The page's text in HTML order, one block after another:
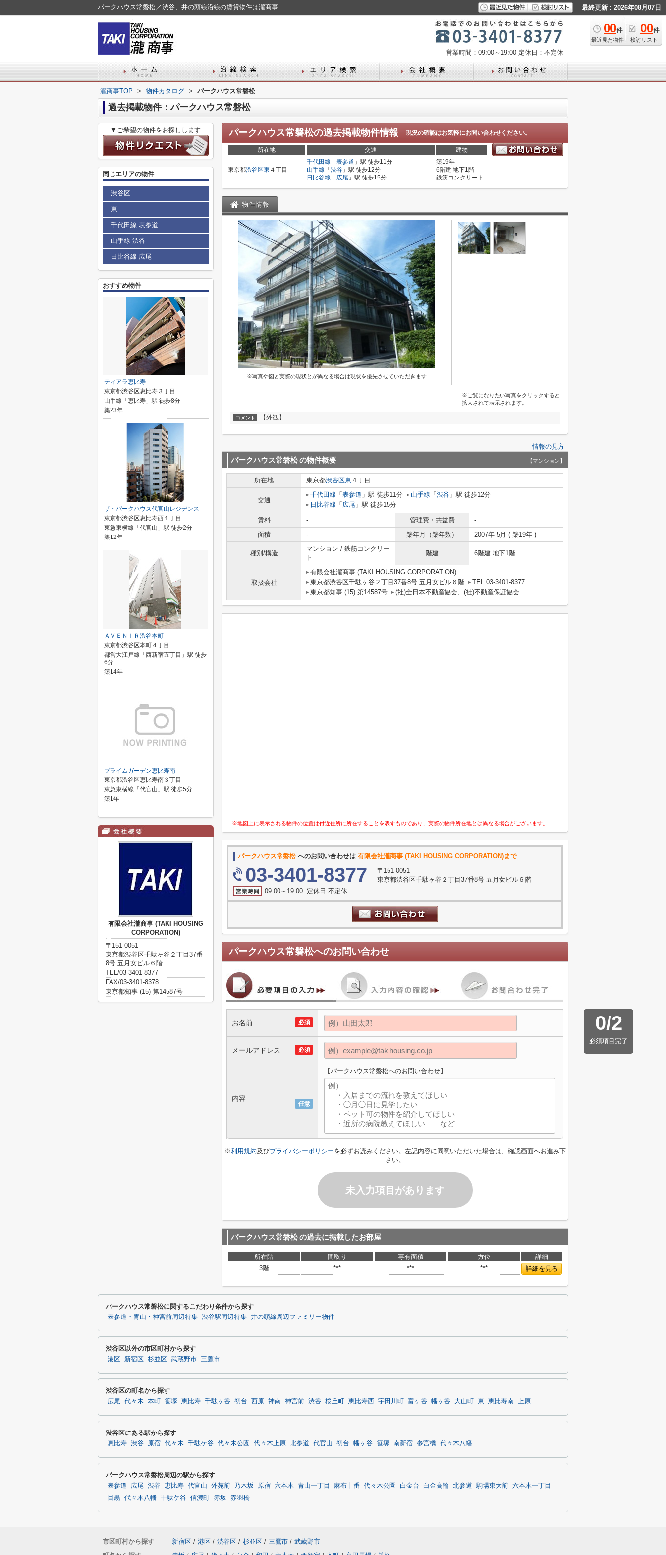
パークハウス常磐松／渋谷、井の頭線沿線の賃貸物件は瀧商事 最終更新：2026年08月07日
00件
最近見た物件
00件
検討リスト
営業時間：09:00～19:00 定休日：不定休
瀧商事TOP > 物件カタログ > パークハウス常磐松
過去掲載物件：パークハウス常磐松
パークハウス常磐松の過去掲載物件情報 現況の確認はお気軽にお問い合わせください。
所在地 交通 建物
東京都渋谷区東 ４丁目
千代田線 「 表参道 」駅 徒歩11分
山手線 「 渋谷 」駅 徒歩12分
日比谷線 「 広尾 」駅 徒歩15分
築19年
6階建 地下1階
鉄筋コンクリート
物件情報
※写真や図と実際の現状とが異なる場合は現状を優先させていただきます
※ご覧になりたい写真をクリックすると
拡大されて表示されます。
コメント 【外観】
情報の見方
パークハウス常磐松の物件概要 【マンション】
所在地 東京都渋谷区東 ４丁目
交通
千代田線 「 表参道 」駅 徒歩11分 山手線 「 渋谷 」駅 徒歩12分
日比谷線 「 広尾 」駅 徒歩15分
賃料 - 管理費・共益費
-
面積
- 築年月（築年数） 2007年 5月 ( 築19年 )
種別/構造
マンション / 鉄筋コンクリー
ト
階建 6階建 地下1階
取扱会社
有限会社瀧商事 (TAKI HOUSING CORPORATION)
東京都渋谷区千駄ヶ谷２丁目37番8号 五月女ビル６階
TEL:03-3401-8377
東京都知事 (15) 第14587号
(社)全日本不動産協会、(社)不動産保証協会
※地図上に表示される物件の位置は付近住所に所在することを表すものであり、実際の物件所在地とは異なる場合がございます。
パークハウス常磐松へのお問い合わせは 有限会社瀧商事 (TAKI HOUSING CORPORATION)まで
03-3401-8377
〒151-0051
東京都渋谷区千駄ヶ谷２丁目37番8号 五月女ビル６階
09:00～19:00 定休日:不定休
パークハウス常磐松へのお問い合わせ
0/2
必須項目完了
必須
お名前
必須
メールアドレス
任意
内容
【パークハウス常磐松へのお問い合わせ】
※利用規約及びプライバシーポリシーを必ずお読みください。左記内容に同意いただいた場合は、確認画面へお進み下
さい。
未入力項目があります
パークハウス常磐松の過去に掲載したお部屋
所在階 間取り 専有面積 方位
詳細
3階
*** *** *** 詳細を見る
▼ご希望の物件をお探しします
同じエリアの物件
渋谷区
東
千代田線 表参道
山手線 渋谷
日比谷線 広尾
おすすめ物件
ティアラ恵比寿
東京都渋谷区恵比寿３丁目
山手線「恵比寿」駅 徒歩8分
築23年
ザ・パークハウス代官山レジデンス
東京都渋谷区恵比寿西１丁目
東急東横線「代官山」駅 徒歩2分
築12年
ＡＶＥＮＩＲ渋谷本町
東京都渋谷区本町４丁目
都営大江戸線「西新宿五丁目」駅 徒歩
6分
築14年
プライムガーデン恵比寿南
東京都渋谷区恵比寿南３丁目
東急東横線「代官山」駅 徒歩5分
築1年
有限会社瀧商事 (TAKI HOUSING
CORPORATION)
〒151-0051
東京都渋谷区千駄ヶ谷２丁目37番
8号 五月女ビル６階
TEL/03-3401-8377
FAX/03-3401-8378
東京都知事 (15) 第14587号
パークハウス常磐松に関するこだわり条件から探す
表参道・青山・神宮前周辺特集 渋谷駅周辺特集 井の頭線周辺ファミリー物件
渋谷区以外の市区町村から探す
港区 新宿区 杉並区 武蔵野市 三鷹市
渋谷区の町名から探す
広尾 代々木 本町 笹塚 恵比寿 千駄ヶ谷 初台 西原 神南 神宮前 渋谷 桜丘町 恵比寿西 宇田川町 富ヶ谷 幡ヶ谷 大山町 東 恵比寿南 上原
渋谷区にある駅から探す
恵比寿 渋谷 原宿 代々木 千駄ケ谷 代々木公園 代々木上原 北参道 代官山 初台 幡ヶ谷 笹塚 南新宿 参宮橋 代々木八幡
パークハウス常磐松周辺の駅から探す
表参道 広尾 渋谷 恵比寿 代官山 外苑前 乃木坂 原宿 六本木 青山一丁目 麻布十番 代々木公園 白金台 白金高輪 北参道 駒場東大前 六本木一丁目
目黒 代々木八幡 千駄ケ谷 信濃町 赤坂 赤羽橋
市区町村から探す 新宿区 / 港区 / 渋谷区 / 杉並区 / 三鷹市 / 武蔵野市